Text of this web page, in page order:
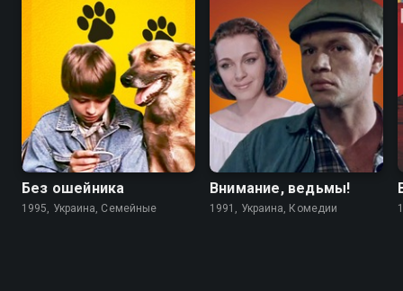
6.7 4.6
Без ошейника
1995, Украина, Семейные
5.6
Внимание, ведьмы!
1991, Украина, Комедии